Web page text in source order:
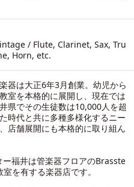
/ Flute, Clarinet, Sax, Tru
Horn, etc.
器は大正6年3月創業。幼児から
室を本格的に展開し、現在では
県でその生徒数は10,000人を超
時代と共に多種多様化するニー
店舗展開にも本格的に取り組ん
ー福井は管楽器フロアのBrasste
を有する楽器店です。